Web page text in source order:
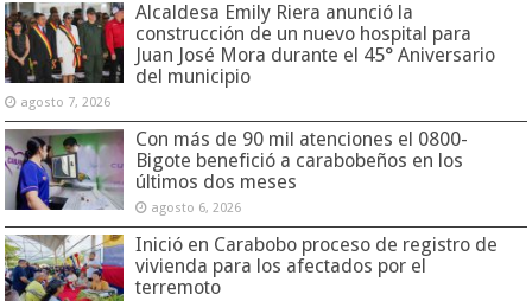
Alcaldesa Emily Riera anunció la
construcción de un nuevo hospital para
Juan José Mora durante el 45° Aniversario
del municipio
agosto 7, 2026
Con más de 90 mil atenciones el 0800-
Bigote benefició a carabobeños en los
últimos dos meses
agosto 6, 2026
Inició en Carabobo proceso de registro de
vivienda para los afectados por el
terremoto